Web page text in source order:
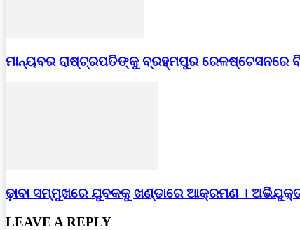
ମାନ୍ୟବର ରାଷ୍ଟ୍ରପତିଙ୍କୁ ବ୍ରହ୍ମପୁର ରେଳଷ୍ଟେସନରେ
ଢ଼ାବା ସମ୍ମୁଖରେ ଯୁବକକୁ ଖଣ୍ଡାରେ ଆକ୍ରମଣ ।
LEAVE A REPLY